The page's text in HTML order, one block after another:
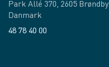
Park Allé 370, 2605 Brøndby
Danmark
48 78 40 00